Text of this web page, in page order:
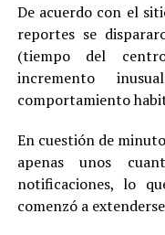
De acuerdo con el
reportes se
(tiempo del
incremento
comportamiento
En cuestión de
apenas unos
notificaciones, lo
comenzó a